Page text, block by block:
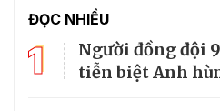
ĐỌC NHIỀU
1
Người đồng đội
tiễn biệt Anh